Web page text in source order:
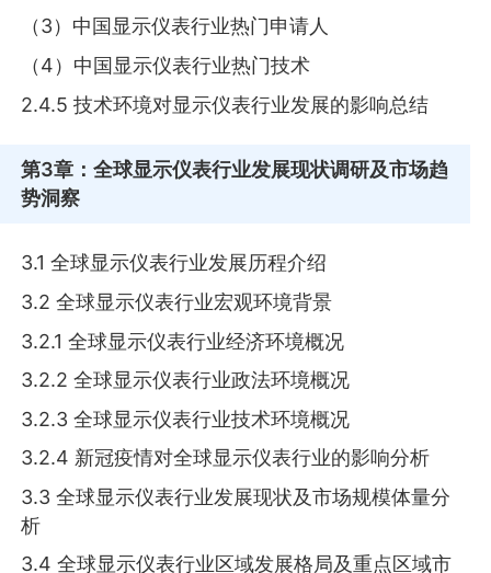
（3）中国显示仪表行业热门申请人
（4）中国显示仪表行业热门技术
2.4.5 技术环境对显示仪表行业发展的影响总结
第3章 ：全球显示仪表行业发展现状调研及市场趋
势洞察
3.1 全球显示仪表行业发展历程介绍
3.2 全球显示仪表行业宏观环境背景
3.2.1 全球显示仪表行业经济环境概况
3.2.2 全球显示仪表行业政法环境概况
3.2.3 全球显示仪表行业技术环境概况
3.2.4 新冠疫情对全球显示仪表行业的影响分析
3.3 全球显示仪表行业发展现状及市场规模体量分
析
3.4 全球显示仪表行业区域发展格局及重点区域市